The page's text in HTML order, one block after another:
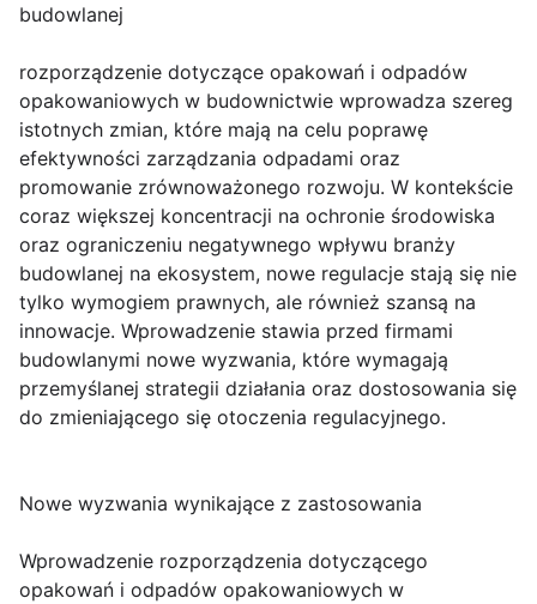
budowlanej
rozporządzenie dotyczące opakowań i odpadów
opakowaniowych w budownictwie wprowadza szereg
istotnych zmian, które mają na celu poprawę
efektywności zarządzania odpadami oraz
promowanie zrównoważonego rozwoju. W kontekście
coraz większej koncentracji na ochronie środowiska
oraz ograniczeniu negatywnego wpływu branży
budowlanej na ekosystem, nowe regulacje stają się nie
tylko wymogiem prawnych, ale również szansą na
innowacje. Wprowadzenie stawia przed firmami
budowlanymi nowe wyzwania, które wymagają
przemyślanej strategii działania oraz dostosowania się
do zmieniającego się otoczenia regulacyjnego.
Nowe wyzwania wynikające z zastosowania
Wprowadzenie rozporządzenia dotyczącego
opakowań i odpadów opakowaniowych w